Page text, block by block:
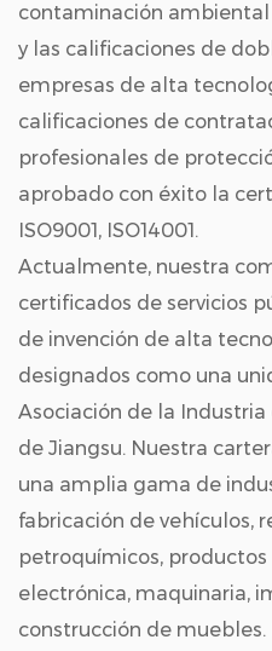
contaminación ambiental
y las calificaciones de
empresas de alta
calificaciones de
profesionales de
aprobado con éxito la
ISO9001, ISO14001.
Actualmente, nuestra
certificados de servicios
de invención de alta
designados como una
Asociación de la
de Jiangsu. Nuestra
una amplia gama de
fabricación de vehículos,
petroquímicos,
electrónica, maquinaria,
construcción de